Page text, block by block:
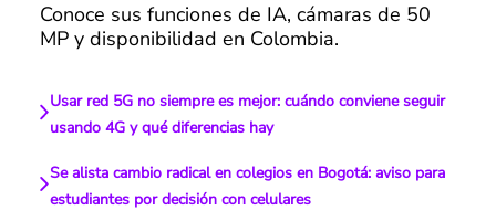
Conoce sus funciones de IA, cámaras de 50
MP y disponibilidad en Colombia.
Usar red 5G no siempre es mejor: cuándo conviene seguir
usando 4G y qué diferencias hay
Se alista cambio radical en colegios en Bogotá: aviso para
estudiantes por decisión con celulares